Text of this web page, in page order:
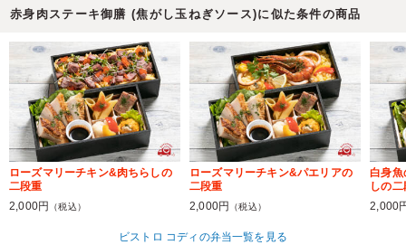
赤身肉ステーキ御膳 (焦がし玉ねぎソース)に似た条件の商品
ローズマリーチキン&肉ちらしの
二段重
2,000円
（税込）
ローズマリーチキン&パエリアの
二段重
2,000円
（税込）
白身魚
しの二
2,000
ビストロ コディの弁当一覧を見る